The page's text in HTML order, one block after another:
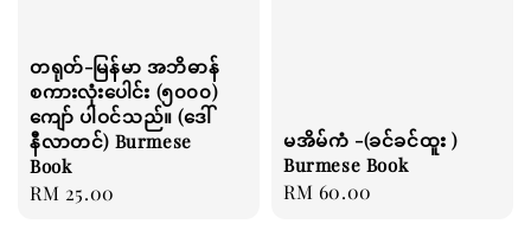
တရုတ်-မြန်မာ အဘိဓာန်
စကားလုံးပေါင်း (၅၀၀၀)
ကျော် ပါဝင်သည်။ (ဒေါ်
နီလာတင်) Burmese
Book
Regular
RM 25.00
မအိမ်ကံ -(ခင်ခင်ထူး )
Burmese Book
Regular
RM 60.00